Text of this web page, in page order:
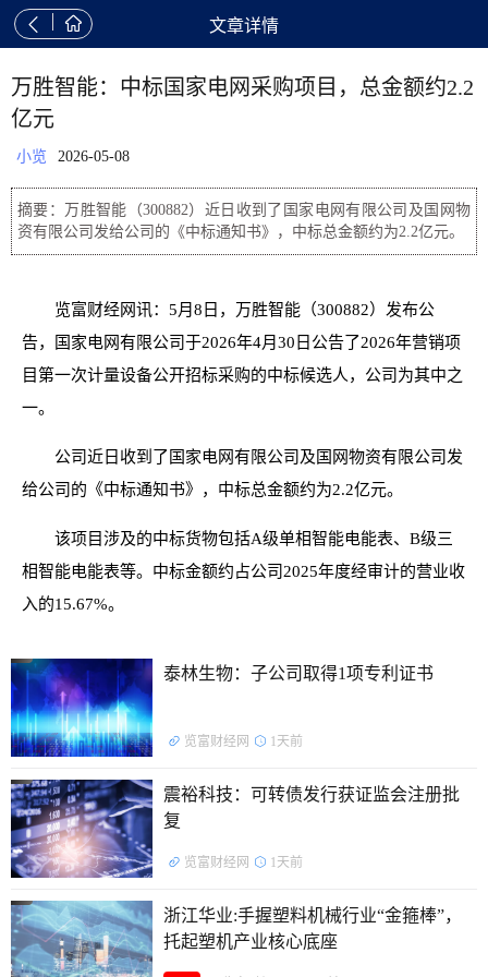
  文章详情
万胜智能：中标国家电网采购项目，总金额约2.2
亿元
小览 2026-05-08
摘要：万胜智能（300882）近日收到了国家电网有限公司及国网物
资有限公司发给公司的《中标通知书》，中标总金额约为2.2亿元。
览富财经网讯：5月8日，万胜智能（300882）发布公
告，国家电网有限公司于2026年4月30日公告了2026年营销项
目第一次计量设备公开招标采购的中标候选人，公司为其中之
一。
公司近日收到了国家电网有限公司及国网物资有限公司发
给公司的《中标通知书》，中标总金额约为2.2亿元。
该项目涉及的中标货物包括A级单相智能电能表、B级三
相智能电能表等。中标金额约占公司2025年度经审计的营业收
入的15.67%。
泰林生物：子公司取得1项专利证书
览富财经网 1天前
震裕科技：可转债发行获证监会注册批
复
览富财经网 1天前
浙江华业:手握塑料机械行业“金箍棒”，
托起塑机产业核心底座